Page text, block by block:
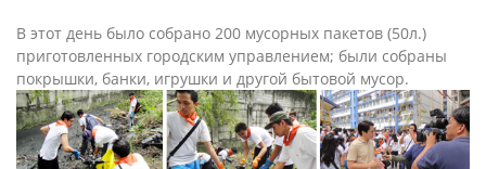
В этот день было собрано 200 мусорных пакетов (50л.)
приготовленных городским управлением; были собраны
покрышки, банки, игрушки и другой бытовой мусор.